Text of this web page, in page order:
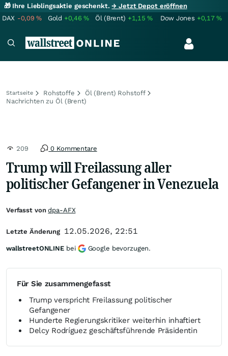
🎁 Ihre Lieblingsaktie geschenkt.→ Jetzt Depot eröffnen
DAX -0,09% Gold +0,46% Öl (Brent) +1,15% Dow Jones +0,17%
Startseite Rohstoffe
Öl (Brent) Rohstoff
Nachrichten zu Öl (Brent)
209 0 Kommentare
Trump will Freilassung aller
politischer Gefangener in Venezuela
Für Sie zusammengefasst
Trump verspricht Freilassung politischer
Gefangener
Hunderte Regierungskritiker weiterhin inhaftiert
Delcy Rodríguez geschäftsführende Präsidentin
Verfasst vondpa-AFX
Letzte Änderung 12.05.2026, 22:51
wallstreetONLINE bei Google bevorzugen.